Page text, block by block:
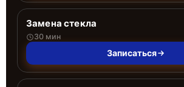
Замена стекла
30 мин
Записаться